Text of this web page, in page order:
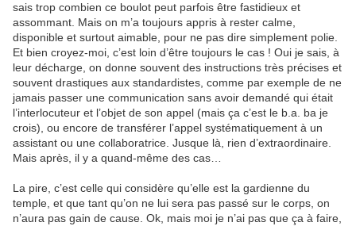
sais trop combien ce boulot peut parfois être fastidieux et
assommant. Mais on m’a toujours appris à rester calme,
disponible et surtout aimable, pour ne pas dire simplement polie.
Et bien croyez-moi, c’est loin d’être toujours le cas ! Oui je sais, à
leur décharge, on donne souvent des instructions très précises et
souvent drastiques aux standardistes, comme par exemple de ne
jamais passer une communication sans avoir demandé qui était
l’interlocuteur et l’objet de son appel (mais ça c’est le b.a. ba je
crois), ou encore de transférer l’appel systématiquement à un
assistant ou une collaboratrice. Jusque là, rien d’extraordinaire.
Mais après, il y a quand-même des cas…
La pire, c’est celle qui considère qu’elle est la gardienne du
temple, et que tant qu’on ne lui sera pas passé sur le corps, on
n’aura pas gain de cause. Ok, mais moi je n’ai pas que ça à faire,